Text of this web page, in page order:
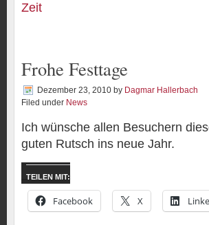
Zeit
Frohe Festtage
Dezember 23, 2010 by Dagmar Hallerbach
Filed under News
Ich wünsche allen Besuchern
guten Rutsch ins neue Jahr.
TEILEN MIT:
Facebook X